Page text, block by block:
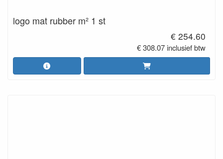
logo mat rubber m² 1 st
€ 254.60
€ 308.07 inclusief btw